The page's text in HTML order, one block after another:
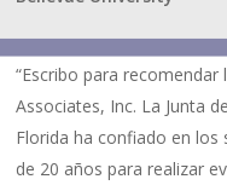
“Escribo para recomendar
Associates, Inc. La Junta
Florida ha confiado en los
de 20 años para realizar